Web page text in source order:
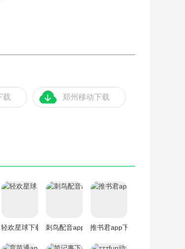
载 郑州移动下载
轻欢星球下载 刺鸟配音app 推书君app下载